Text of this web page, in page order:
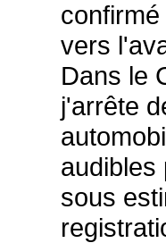
vers
Dans le
j'arrête
audibles
sous